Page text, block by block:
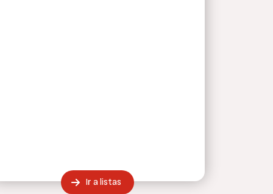
Ir a listas